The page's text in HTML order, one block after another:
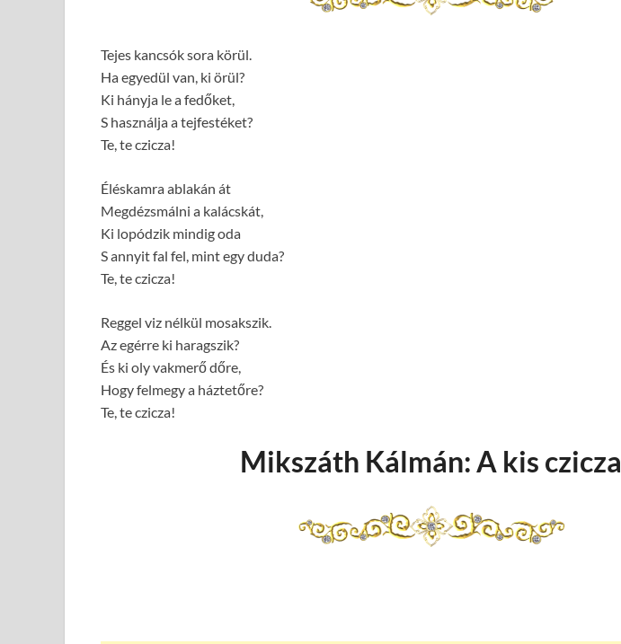
Tejes kancsók sora körül.
Ha egyedül van, ki örül?
Ki hányja le a fedőket,
S használja a tejfestéket?
Te, te czicza!
Éléskamra ablakán át
Megdézsmálni a kalácskát,
Ki lopódzik mindig oda
S annyit fal fel, mint egy duda?
Te, te czicza!
Reggel viz nélkül mosakszik.
Az egérre ki haragszik?
És ki oly vakmerő dőre,
Hogy felmegy a háztetőre?
Te, te czicza!
Mikszáth Kálmán: A kis czicza